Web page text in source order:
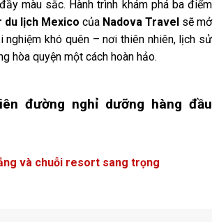
màu sắc. Hành trình khám phá ba điểm
du lịch Mexico của Nadova Travel sẽ mở
nghiệm khó quên – nơi thiên nhiên, lịch sử
hòa quyện một cách hoàn hảo.
đường nghỉ dưỡng hàng đầu
và chuỗi resort sang trọng